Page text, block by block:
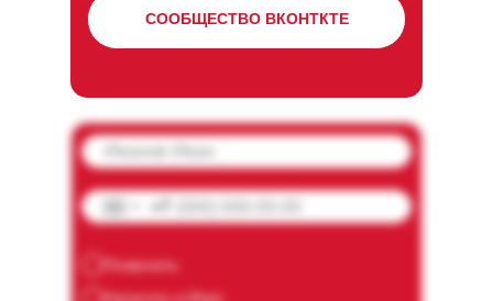
СООБЩЕСТВО ВКОНТКТЕ
А если хочешь понять, откуда у нас такой высокий
рейтинг и почему все наши туристы в восторге от
Позвонить
Написать в Макс